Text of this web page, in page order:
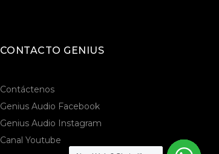
CONTACTO GENIUS
Contáctenos
Genius Audio Facebook
Genius Audio Instagram
Canal Youtube